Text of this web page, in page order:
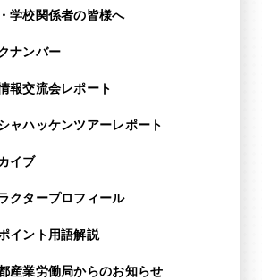
学校関係者の皆様へ
ナンバー
報交流会レポート
ャハッケンツアーレポート
イブ
クタープロフィール
イント用語解説
産業労働局からのお知らせ